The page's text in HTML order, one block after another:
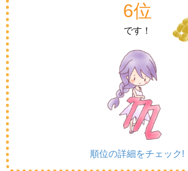
6位
です！
順位の詳細をチェック!